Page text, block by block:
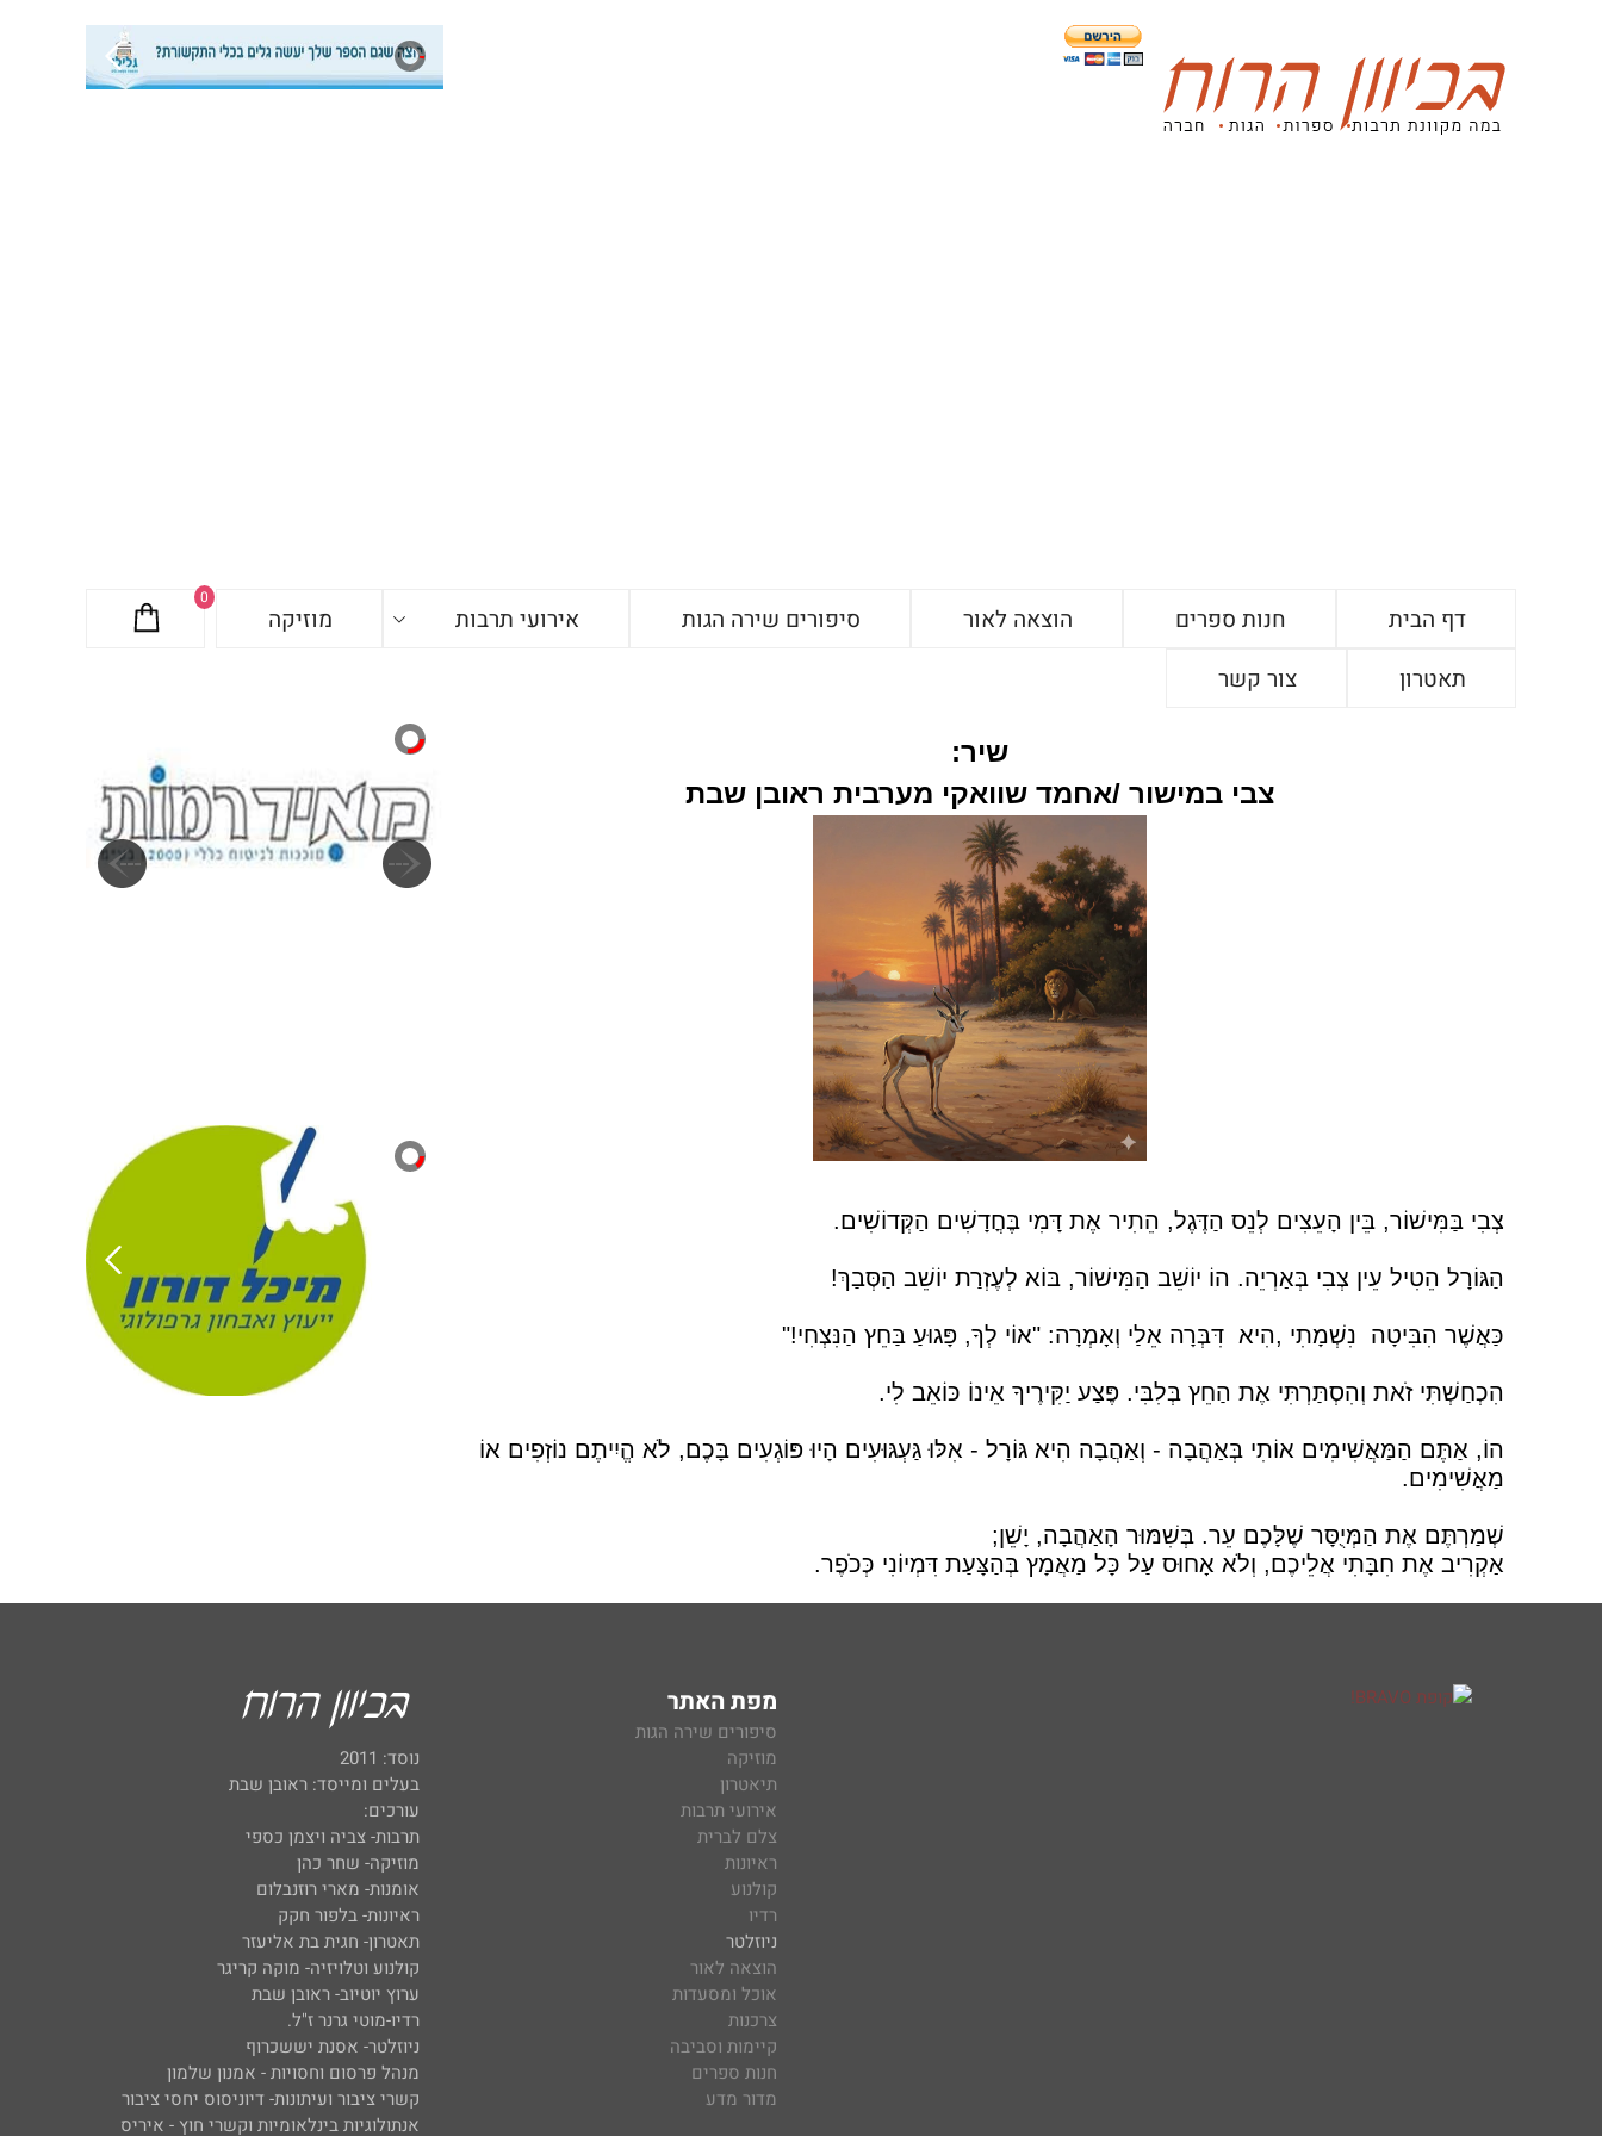
0
דף הבית חנות ספרים הוצאה לאור סיפורים שירה הגות אירועי תרבות
מוזיקה
תאטרון
צור קשר
שיר:
צבי במישור /אחמד שוואקי מערבית ראובן שבת
צְבִי בַּמִּישׁוֹר, בֵּין הָעֵצִים לְנֵס הַדֶּגֶל, הֵתִיר אֶת דָּמִי בֶּחֳדָשִׁים הַקְּדוֹשִׁים.
הַגּוֹרָל הֵטִיל עֵין צְבִי בְּאַרְיֵה. הוֹ יוֹשֵׁב הַמִּישׁוֹר, בּוֹא לְעֶזְרַת יוֹשֵׁב הַסְּבַךְ!
כַּאֲשֶׁר הִבִּיטָה נִשְׁמָתִי ,הִיא דִּבְּרָה אֵלַי וְאָמְרָה: "אוֹי לְךָ, פָּגוּעַ בַּחֵץ הַנִּצְחִי!"
הִכְחַשְׁתִּי זֹאת וְהִסְתַּרְתִּי אֶת הַחֵץ בְּלִבִּי. פֶּצַע יַקִּירֶיךָ אֵינוֹ כּוֹאֵב לִי.
הוֹ, אַתֶּם הַמַּאֲשִׁימִים אוֹתִי בְּאַהֲבָה - וְאַהֲבָה הִיא גּוֹרָל - אִלּוּ גַּעְגּוּעִים הָיוּ פּוֹגְעִים בָּכֶם, לֹא הֱיִיתֶם נוֹזְפִים אוֹ
מַאֲשִׁימִים.
שְׁמַרְתֶּם אֶת הַמְּיֻסָּר שֶׁלָּכֶם עֵר. בְּשִׁמּוּר הָאַהֲבָה, יָשֵׁן;
אַקְרִיב אֶת חִבָּתִי אֲלֵיכֶם, וְלֹא אָחוּס עַל כָּל מַאֲמָץ בְּהַצָּעַת דִּמְיוֹנִי כְּכֹפֶר.
מפת האתר
סיפורים שירה הגות
מוזיקה
תיאטרון
אירועי תרבות
צלם לברית
ראיונות
קולנוע
רדיו
ניוזלטר
הוצאה לאור
אוכל ומסעדות
צרכנות
קיימות וסביבה
חנות ספרים
מדור מדע
נוסד: 2011
בעלים ומייסד: ראובן שבת
עורכים:
תרבות- צביה ויצמן כספי
מוזיקה- שחר כהן
אומנות- מארי רוזנבלום
ראיונות- בלפור חקק
תאטרון- חגית בת אליעזר
קולנוע וטלויזיה- מוקה קריגר
ערוץ יוטיוב- ראובן שבת
רדיו-מוטי גרנר ז"ל.
ניוזלטר- אסנת יששכרוף
מנהל פרסום וחסויות - אמנון שלמון
קשרי ציבור ועיתונות- דיוניסוס יחסי ציבור
אנתולוגיות בינלאומיות וקשרי חוץ - איריס